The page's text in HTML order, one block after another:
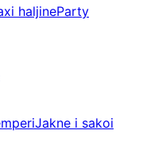
haljineParty
Jakne i sakoi